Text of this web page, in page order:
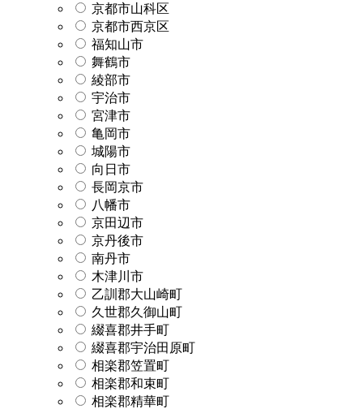
京都市山科区
京都市西京区
福知山市
舞鶴市
綾部市
宇治市
宮津市
亀岡市
城陽市
向日市
長岡京市
八幡市
京田辺市
京丹後市
南丹市
木津川市
乙訓郡大山崎町
久世郡久御山町
綴喜郡井手町
綴喜郡宇治田原町
相楽郡笠置町
相楽郡和束町
相楽郡精華町